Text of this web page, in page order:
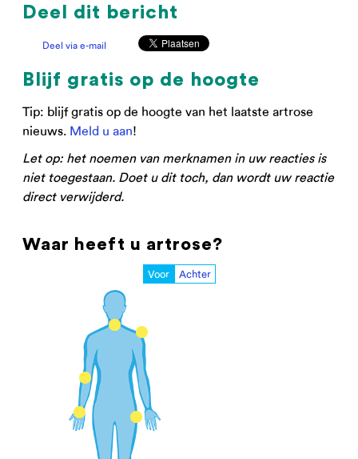
Deel dit bericht
Deel via e-mail
Blijf gratis op de hoogte
Tip: blijf gratis op de hoogte van het laatste artrose
nieuws. Meld u aan!
Let op: het noemen van merknamen in uw reacties is
niet toegestaan. Doet u dit toch, dan wordt uw reactie
direct verwijderd.
Waar heeft u artrose?
Voor Achter